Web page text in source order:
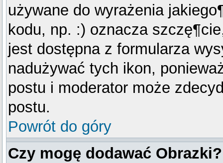
używane do wyrażenia
kodu, np. :) oznacza
jest dostępna z formularza
nadużywać tych ikon,
postu i moderator może
postu.
Powrót do góry
Czy mogę dodawać Obrazki?